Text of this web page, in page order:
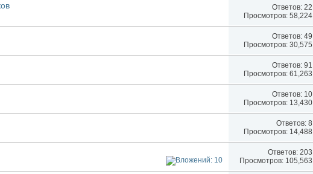
Ответов: 22
Просмотров: 58,224
Ответов: 49
Просмотров: 30,575
Ответов: 91
Просмотров: 61,263
Ответов: 10
Просмотров: 13,430
Ответов: 8
Просмотров: 14,488
Ответов: 203
Просмотров: 105,563